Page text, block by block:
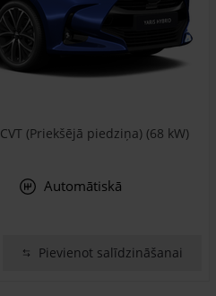
(Priekšējā piedziņa) (68 kW)
Automātiskā
Pievienot salīdzināšanai